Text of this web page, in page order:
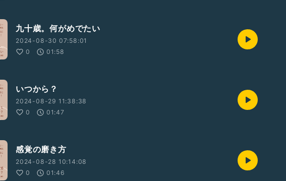
九十歳。何がめでたい
2024-08-30 07:58:01
0
01:58
いつから？
2024-08-29 11:38:38
0
01:47
感覚の磨き方
2024-08-28 10:14:08
0
01:46